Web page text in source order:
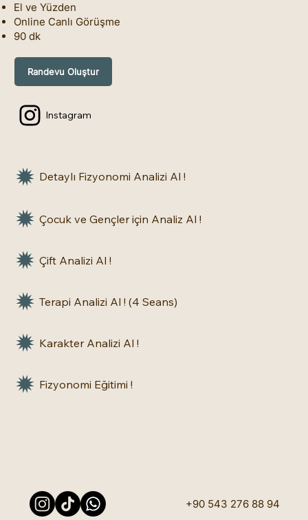
El ve Yüzden
Online Canlı Görüşme
90 dk
Randevu Oluştur
Instagram
Detaylı Fizyonomi Analizi Al !
Karakter Analizi Al !
Çocuk ve Gençler için Analiz Al !
Terapi Analizi Al ! (4 Seans)
Çift Analizi Al !
Fizyonomi Eğitimi !
+90 543 276 88 94